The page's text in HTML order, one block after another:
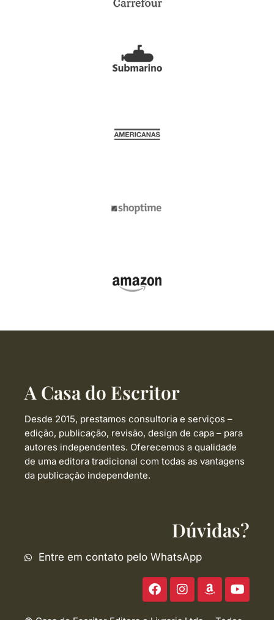
A Casa do Escritor
Desde 2015, prestamos consultoria e serviços –
edição, publicação, revisão, design de capa – para
autores independentes. Oferecemos a qualidade
de uma editora tradicional com todas as vantagens
da publicação independente.
Dúvidas?
Entre em contato pelo WhatsApp
F
a
c
I
n
s
A
m
a
Y
o
u